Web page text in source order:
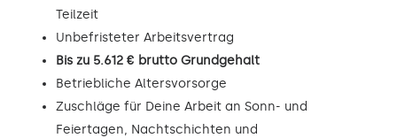
Teilzeit
Unbefristeter Arbeitsvertrag
Bis zu 5.612 € brutto Grundgehalt
Betriebliche Altersvorsorge
Zuschläge für Deine Arbeit an Sonn- und
Feiertagen, Nachtschichten und